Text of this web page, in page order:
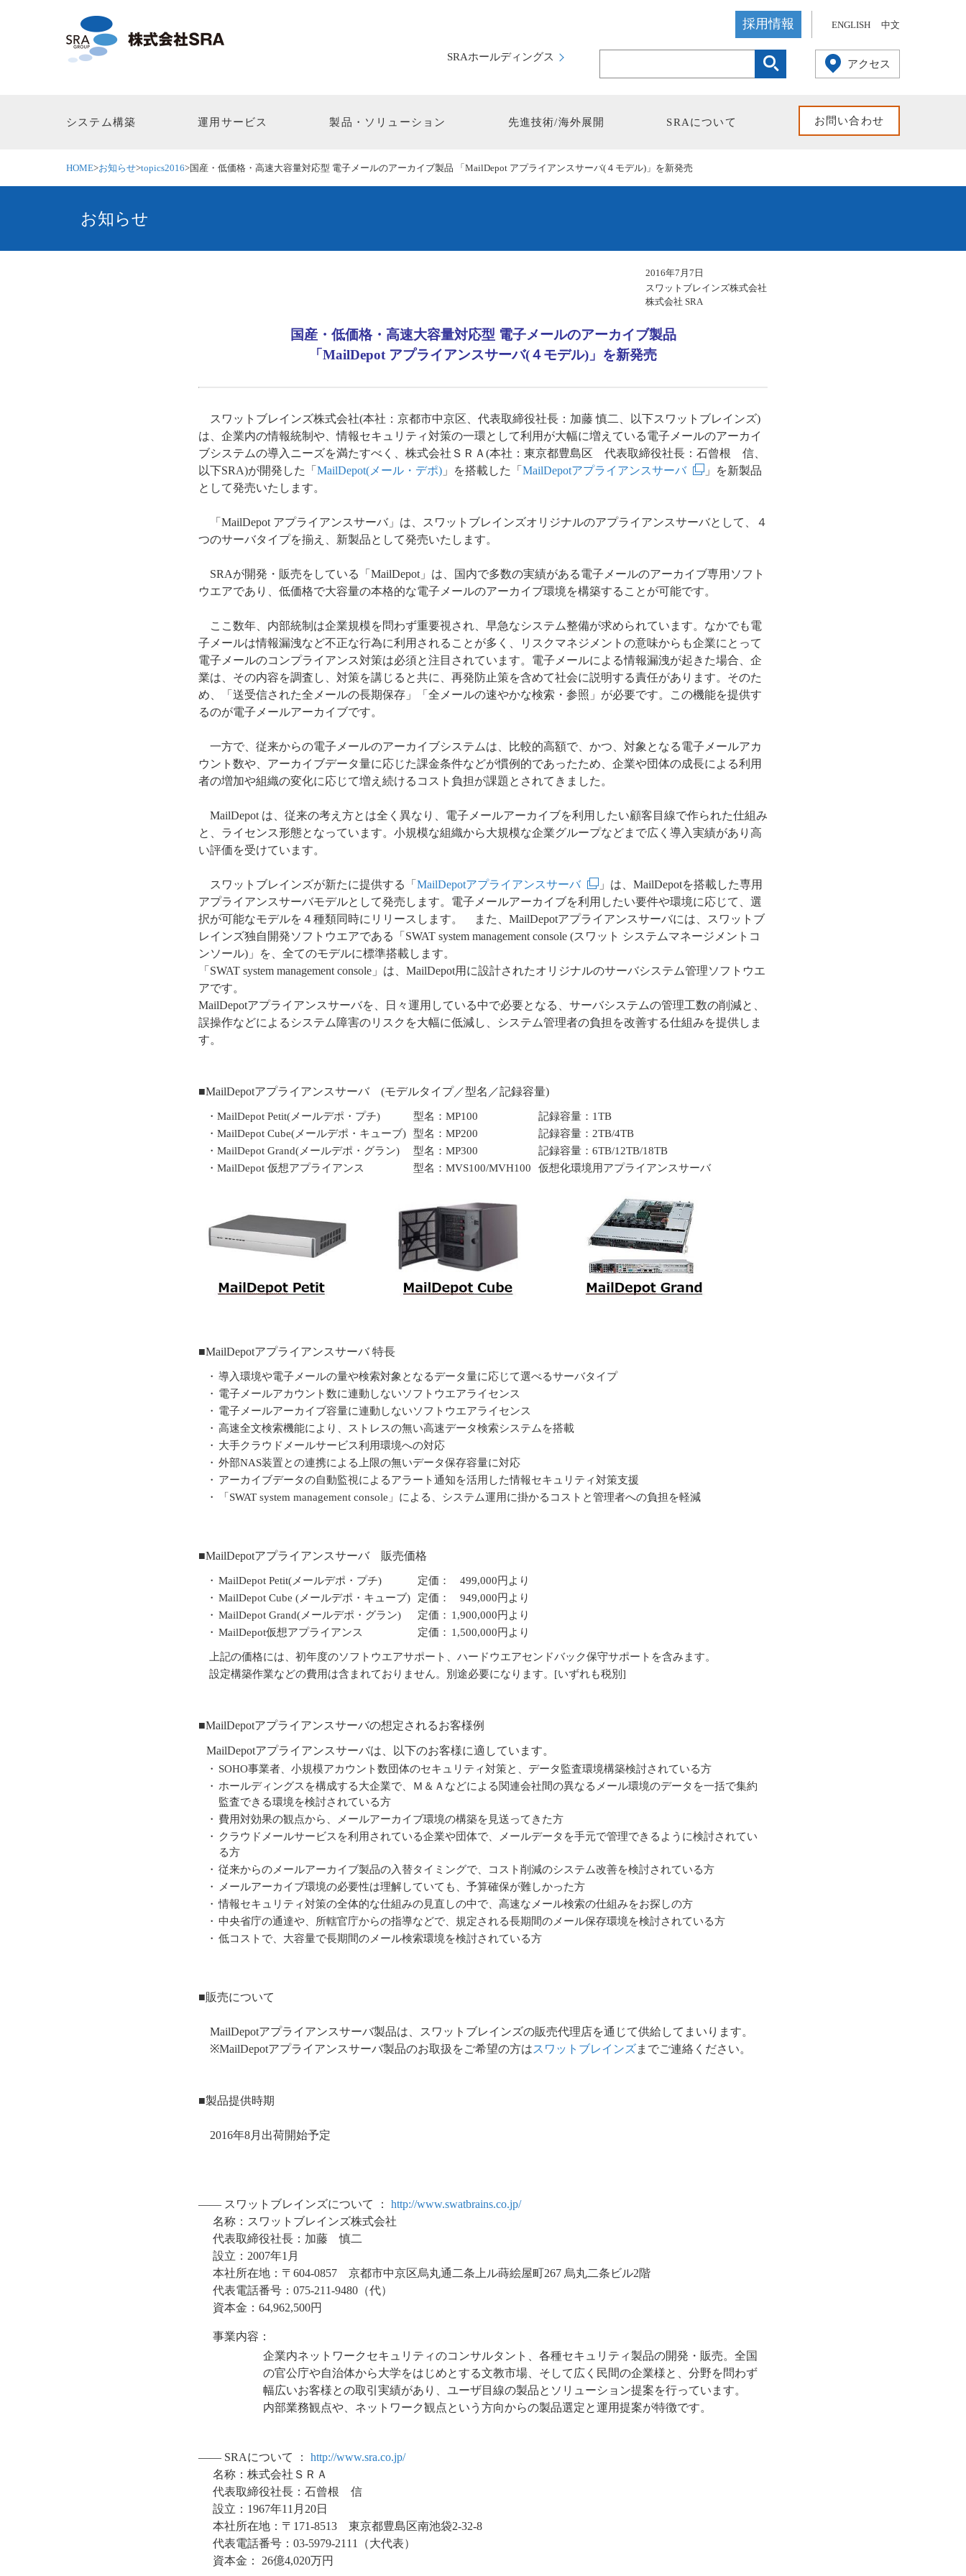
採用情報 ENGLISH 中文
SRAホールディングス
検索
アクセス
システム構築 運用サービス 製品・ソリューション 先進技術/海外展開 SRAについて お問い合わせ
HOME>お知らせ>topics2016>国産・低価格・高速大容量対応型 電子メールのアーカイブ製品 「MailDepot アプライアンスサーバ(４モデル)」を新発売
お知らせ
2016年7月7日
スワットブレインズ株式会社
株式会社 SRA
国産・低価格・高速大容量対応型 電子メールのアーカイブ製品
「MailDepot アプライアンスサーバ(４モデル)」を新発売
スワットブレインズ株式会社(本社：京都市中京区、代表取締役社長：加藤 慎二、以下スワットブレインズ)
は、企業内の情報統制や、情報セキュリティ対策の一環として利用が大幅に増えている電子メールのアーカイ
ブシステムの導入ニーズを満たすべく、株式会社ＳＲＡ(本社：東京都豊島区 代表取締役社長：石曾根 信、
以下SRA)が開発した「 MailDepot(メール・デポ) 」を搭載した「 MailDepotアプライアンスサーバ
」を新製品
として発売いたします。
「MailDepot アプライアンスサーバ」は、スワットブレインズオリジナルのアプライアンスサーバとして、４
つのサーバタイプを揃え、新製品として発売いたします。
SRAが開発・販売をしている「MailDepot」は、国内で多数の実績がある電子メールのアーカイブ専用ソフト
ウエアであり、低価格で大容量の本格的な電子メールのアーカイブ環境を構築することが可能です。
ここ数年、内部統制は企業規模を問わず重要視され、早急なシステム整備が求められています。なかでも電
子メールは情報漏洩など不正な行為に利用されることが多く、リスクマネジメントの意味からも企業にとって
電子メールのコンプライアンス対策は必須と注目されています。電子メールによる情報漏洩が起きた場合、企
業は、その内容を調査し、対策を講じると共に、再発防止策を含めて社会に説明する責任があります。そのた
め、「送受信された全メールの長期保存」「全メールの速やかな検索・参照」が必要です。この機能を提供す
るのが電子メールアーカイブです。
一方で、従来からの電子メールのアーカイブシステムは、比較的高額で、かつ、対象となる電子メールアカ
ウント数や、アーカイブデータ量に応じた課金条件などが慣例的であったため、企業や団体の成長による利用
者の増加や組織の変化に応じて増え続けるコスト負担が課題とされてきました。
MailDepot は、従来の考え方とは全く異なり、電子メールアーカイブを利用したい顧客目線で作られた仕組み
と、ライセンス形態となっています。小規模な組織から大規模な企業グループなどまで広く導入実績があり高
い評価を受けています。
スワットブレインズが新たに提供する「 MailDepotアプライアンスサーバ
」は、MailDepotを搭載した専用
アプライアンスサーバモデルとして発売します。電子メールアーカイブを利用したい要件や環境に応じて、選
択が可能なモデルを４種類同時にリリースします。 また、MailDepotアプライアンスサーバには、スワットブ
レインズ独自開発ソフトウエアである「SWAT system management console (スワット システムマネージメントコ
ンソール)」を、全てのモデルに標準搭載します。
「SWAT system management console」は、MailDepot用に設計されたオリジナルのサーバシステム管理ソフトウエ
アです。
MailDepotアプライアンスサーバを、日々運用している中で必要となる、サーバシステムの管理工数の削減と、
誤操作などによるシステム障害のリスクを大幅に低減し、システム管理者の負担を改善する仕組みを提供しま
す。
■MailDepotアプライアンスサーバ (モデルタイプ／型名／記録容量)
・MailDepot Petit(メールデポ・プチ) 型名：MP100
記録容量：1TB
・MailDepot Cube(メールデポ・キューブ)
型名：MP200
記録容量：2TB/4TB
・MailDepot Grand(メールデポ・グラン)
型名：MP300
記録容量：6TB/12TB/18TB
・MailDepot 仮想アプライアンス
型名：MVS100/MVH100 仮想化環境用アプライアンスサーバ
■MailDepotアプライアンスサーバ 特長
・ 導入環境や電子メールの量や検索対象となるデータ量に応じて選べるサーバタイプ
・ 電子メールアカウント数に連動しないソフトウエアライセンス
・ 電子メールアーカイブ容量に連動しないソフトウエアライセンス
・ 高速全文検索機能により、ストレスの無い高速データ検索システムを搭載
・ 大手クラウドメールサービス利用環境への対応
・ 外部NAS装置との連携による上限の無いデータ保存容量に対応
・ アーカイブデータの自動監視によるアラート通知を活用した情報セキュリティ対策支援
・
「SWAT system management console」による、システム運用に掛かるコストと管理者への負担を軽減
■MailDepotアプライアンスサーバ 販売価格
・ MailDepot Petit(メールデポ・プチ) 定価：
499,000円より
・ MailDepot Cube (メールデポ・キューブ) 定価：
949,000円より
・ MailDepot Grand(メールデポ・グラン) 定価： 1,900,000円より
・ MailDepot仮想アプライアンス 定価： 1,500,000円より
上記の価格には、初年度のソフトウエアサポート、ハードウエアセンドバック保守サポートを含みます。
設定構築作業などの費用は含まれておりません。別途必要になります。[いずれも税別]
■MailDepotアプライアンスサーバの想定されるお客様例
MailDepotアプライアンスサーバは、以下のお客様に適しています。
・ SOHO事業者、小規模アカウント数団体のセキュリティ対策と、データ監査環境構築検討されている方
・ ホールディングスを構成する大企業で、Ｍ＆Ａなどによる関連会社間の異なるメール環境のデータを一括で集約
監査できる環境を検討されている方
・ 費用対効果の観点から、メールアーカイブ環境の構築を見送ってきた方
・
クラウドメールサービスを利用されている企業や団体で、メールデータを手元で管理できるように検討されてい
る方
・ 従来からのメールアーカイブ製品の入替タイミングで、コスト削減のシステム改善を検討されている方
・
メールアーカイブ環境の必要性は理解していても、予算確保が難しかった方
・ 情報セキュリティ対策の全体的な仕組みの見直しの中で、高速なメール検索の仕組みをお探しの方
・ 中央省庁の通達や、所轄官庁からの指導などで、規定される長期間のメール保存環境を検討されている方
・ 低コストで、大容量で長期間のメール検索環境を検討されている方
■販売について
MailDepotアプライアンスサーバ製品は、スワットブレインズの販売代理店を通じて供給してまいります。
※MailDepotアプライアンスサーバ製品のお取扱をご希望の方はスワットブレインズまでご連絡ください。
■製品提供時期
2016年8月出荷開始予定
―― スワットブレインズについて ： http://www.swatbrains.co.jp/
名称：スワットブレインズ株式会社
代表取締役社長：加藤 慎二
設立：2007年1月
本社所在地：〒604-0857 京都市中京区烏丸通二条上ル蒔絵屋町267 烏丸二条ビル2階
代表電話番号：075-211-9480（代）
資本金：64,962,500円
事業内容：
企業内ネットワークセキュリティのコンサルタント、各種セキュリティ製品の開発・販売。全国
の官公庁や自治体から大学をはじめとする文教市場、そして広く民間の企業様と、分野を問わず
幅広いお客様との取引実績があり、ユーザ目線の製品とソリューション提案を行っています。
内部業務観点や、ネットワーク観点という方向からの製品選定と運用提案が特徴です。
―― SRAについて ： http://www.sra.co.jp/
名称：株式会社ＳＲＡ
代表取締役社長：石曾根 信
設立：1967年11月20日
本社所在地：〒171-8513 東京都豊島区南池袋2-32-8
代表電話番号：03-5979-2111（大代表）
資本金： 26億4,020万円